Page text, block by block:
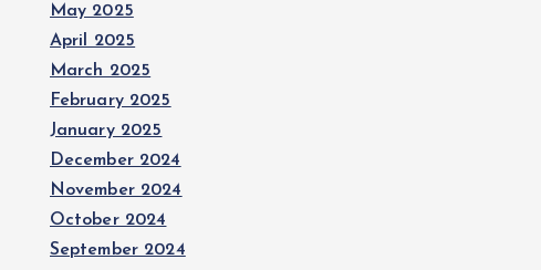
May 2025
April 2025
March 2025
February 2025
January 2025
December 2024
November 2024
October 2024
September 2024